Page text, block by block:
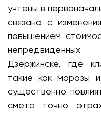
учтены в
связано с
повышением
Дзержинске, где
такие как морозы
существенно
смета точно